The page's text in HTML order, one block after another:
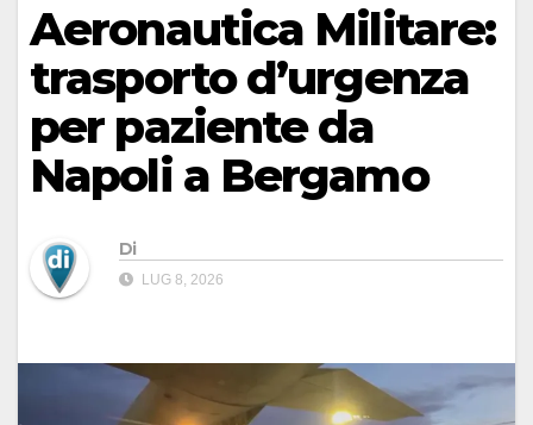
Aeronautica Militare:
trasporto d’urgenza
per paziente da
Napoli a Bergamo
Di
LUG 8, 2026